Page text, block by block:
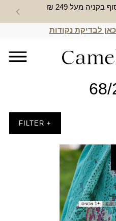
בקניה מעל 249 ₪ חדש
לבדיקת נקודות
68/
+ FILTER
מישר
₪
+1 צבעים